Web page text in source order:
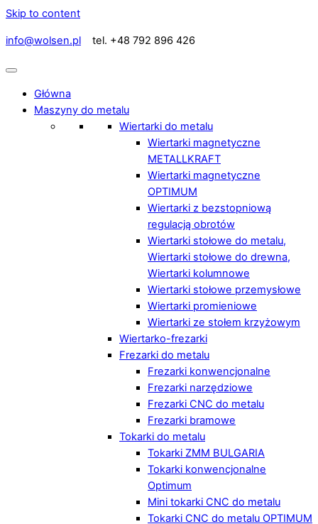
Skip to content
info@wolsen.pl tel. +48 792 896 426
Główna
Maszyny do metalu
Wiertarki do metalu
Wiertarki magnetyczne
METALLKRAFT
Wiertarki magnetyczne
OPTIMUM
Wiertarki z bezstopniową
regulacją obrotów
Wiertarki stołowe do metalu,
Wiertarki stołowe do drewna,
Wiertarki kolumnowe
Wiertarki stołowe przemysłowe
Wiertarki promieniowe
Wiertarki ze stołem krzyżowym
Wiertarko-frezarki
Frezarki do metalu
Frezarki konwencjonalne
Frezarki narzędziowe
Frezarki CNC do metalu
Frezarki bramowe
Tokarki do metalu
Tokarki ZMM BULGARIA
Tokarki konwencjonalne
Optimum
Mini tokarki CNC do metalu
Tokarki CNC do metalu OPTIMUM